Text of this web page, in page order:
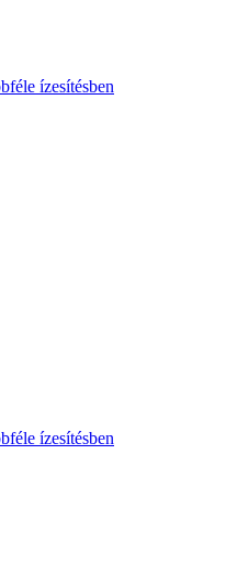
ízesítésben
ízesítésben